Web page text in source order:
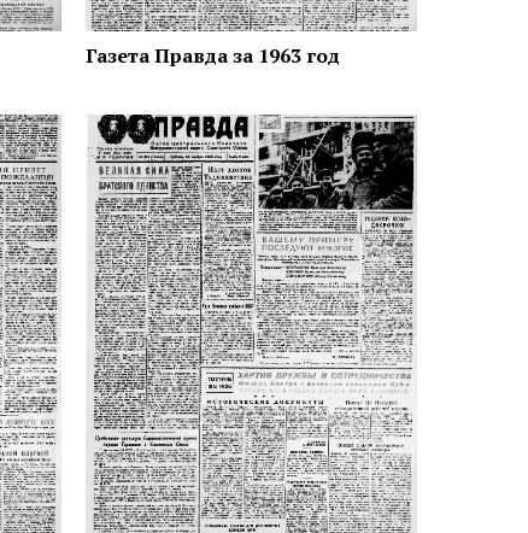
Газета Правда за 1963 год